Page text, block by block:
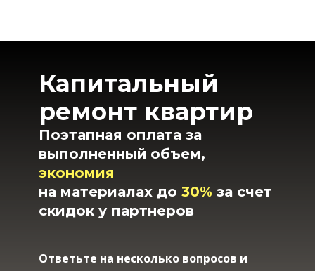
Капитальный
ремонт квартир
Поэтапная оплата за
выполненный объем,
экономия
на материалах до 30% за счет
скидок у партнеров
Ответьте на несколько вопросов и